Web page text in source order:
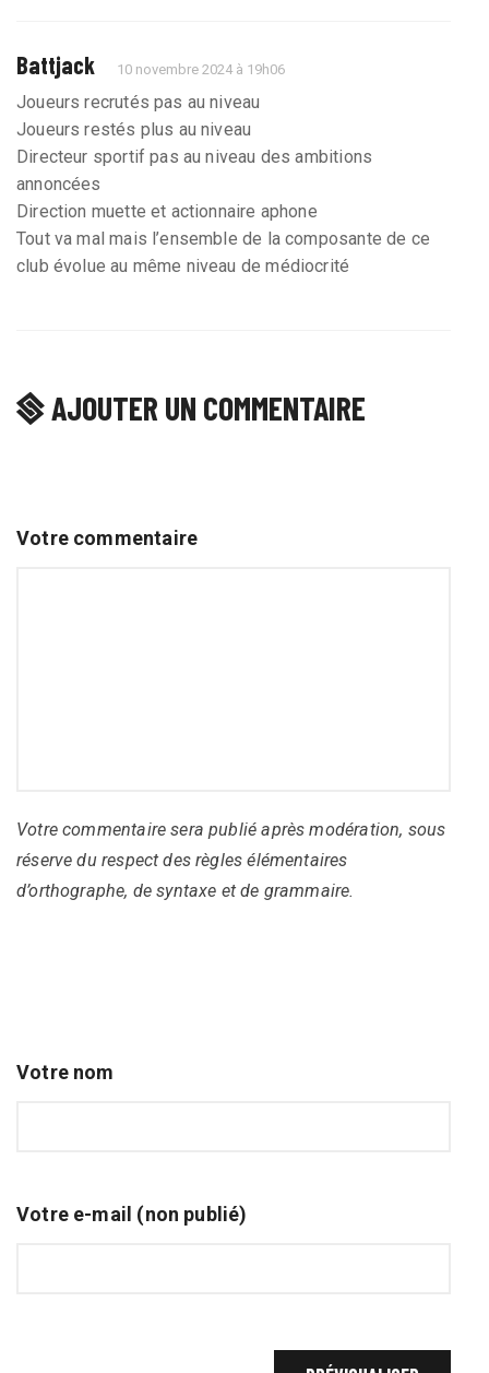
Battjack 10 novembre 2024 à 19h06
Joueurs recrutés pas au niveau
Joueurs restés plus au niveau
Directeur sportif pas au niveau des ambitions
annoncées
Direction muette et actionnaire aphone
Tout va mal mais l’ensemble de la composante de ce
club évolue au même niveau de médiocrité
AJOUTER UN COMMENTAIRE
Votre commentaire
Votre commentaire sera publié après modération, sous
réserve du respect des règles élémentaires
d’orthographe, de syntaxe et de grammaire.
Votre nom
Votre e-mail (non publié)